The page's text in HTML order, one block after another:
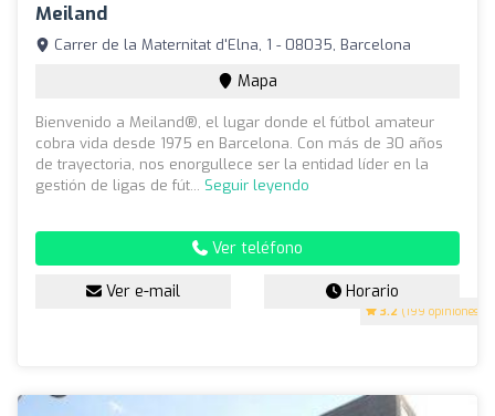
Meiland
3.2 (199 opiniones)
Carrer de la Maternitat d'Elna, 1 - 08035, Barcelona
Mapa
Bienvenido a Meiland®, el lugar donde el fútbol amateur
cobra vida desde 1975 en Barcelona. Con más de 30 años
de trayectoria, nos enorgullece ser la entidad líder en la
gestión de ligas de fút... Seguir leyendo
Ver teléfono
Ver e-mail Horario